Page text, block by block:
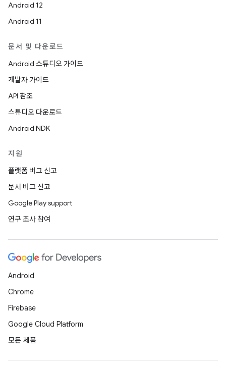
Android 12
Android 11
문서 및 다운로드
Android 스튜디오 가이드
개발자 가이드
API 참조
스튜디오 다운로드
Android NDK
지원
플랫폼 버그 신고
문서 버그 신고
Google Play support
연구 조사 참여
Android
Chrome
Firebase
Google Cloud Platform
모든 제품